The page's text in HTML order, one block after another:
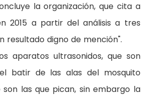
la organización, que cita a
2015 a partir del análisis a tres
resultado digno de mención".
aparatos ultrasonidos, que son
batir de las alas del mosquito
las que pican, sin embargo la